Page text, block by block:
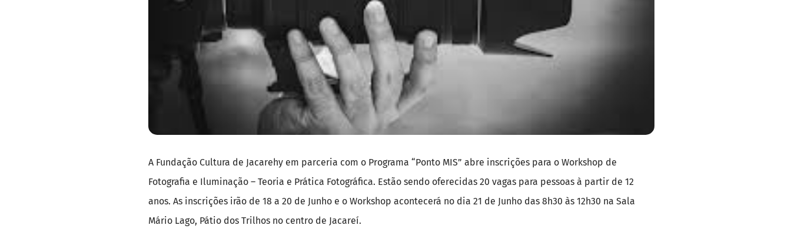
A Fundação Cultura de Jacarehy em parceria com o Programa “Ponto MIS” abre inscrições para o Workshop de
Fotografia e Iluminação – Teoria e Prática Fotográfica. Estão sendo oferecidas 20 vagas para pessoas à partir de 12
anos. As inscrições irão de 18 a 20 de Junho e o Workshop acontecerá no dia 21 de Junho das 8h30 às 12h30 na Sala
Mário Lago, Pátio dos Trilhos no centro de Jacareí.